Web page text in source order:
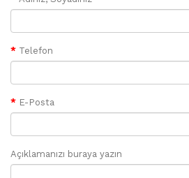
Telefon
E-Posta
Açıklamanızı buraya yazın